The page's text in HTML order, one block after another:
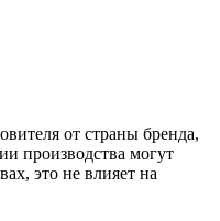
от страны бренда,
производства могут
это не влияет на